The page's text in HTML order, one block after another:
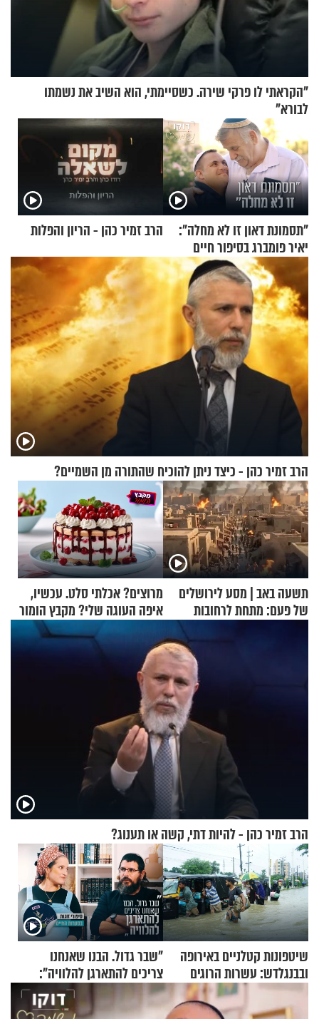
"הקראתי לו פרקי שירה. כשסיימתי, הוא השיב את נשמתו
לבורא"
"תסמונת דאון זו לא מחלה":
יאיר פומברג בסיפור חיים
מעורר השראה
הרב זמיר כהן - הריון והפלות
הרב זמיר כהן - כיצד ניתן להוכיח שהתורה מן השמיים?
תשעה באב | מסע לירושלים
של פעם: מתחת לרחובות
מרוצים? אכלתי סלט. עכשיו,
איפה העוגה שלי? מקבץ הומור
כייפי מספר 1
הרב זמיר כהן - להיות דתי, קשה או תענוג?
שיטפונות קטלניים באירופה
ובבנגלדש: עשרות הרוגים
ומיליון נפגעים
"שבר גדול. הבנו שאנחנו
צריכים להתארגן להלוויה":
זוגיות במבחן, הפעם עם מרים
וגד דנינו